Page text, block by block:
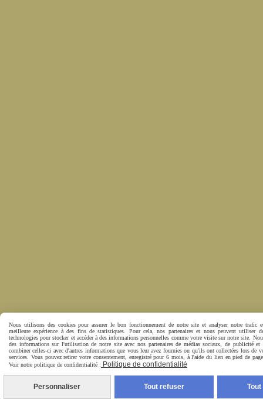
Nous utilisons des cookies pour assurer le bon fonctionnement de notre site et analyser notre trafic
meilleure expérience à des fins de statistiques. Pour cela, nos partenaires et nous peuvent utiliser
technologies pour stocker et accéder à des informations personnelles comme votre visite sur notre site.
des informations sur l'utilisation de notre site avec nos partenaires de médias sociaux, de publicité et
combiner celles-ci avec d'autres informations que vous leur avez fournies ou qu'ils ont collectées lors de
services. Vous pouvez retirer votre consentement, enregistré pour 6 mois, à l'aide du lien en pied de
Voir notre politique de confidentialité : Politique de confidentialité
Personnaliser Tout refuser